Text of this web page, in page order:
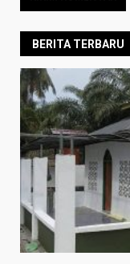
BERITA TERBARU